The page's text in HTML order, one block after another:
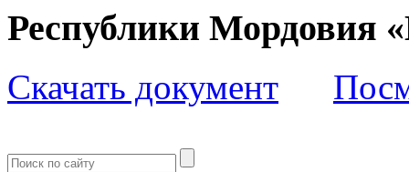
Республики
Скачать документ